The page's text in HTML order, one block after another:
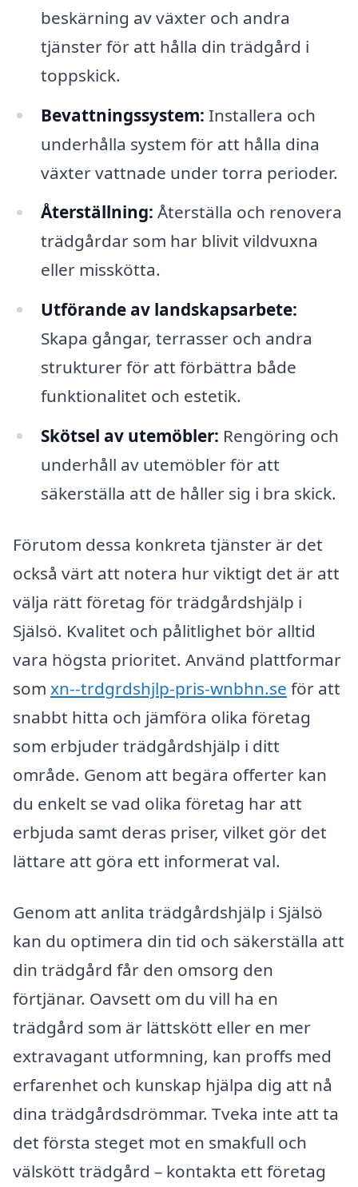
beskärning av växter och andra
tjänster för att hålla din trädgård i
toppskick.
Bevattningssystem: Installera och
underhålla system för att hålla dina
växter vattnade under torra perioder.
Återställning: Återställa och renovera
trädgårdar som har blivit vildvuxna
eller misskötta.
Utförande av landskapsarbete:
Skapa gångar, terrasser och andra
strukturer för att förbättra både
funktionalitet och estetik.
Skötsel av utemöbler: Rengöring och
underhåll av utemöbler för att
säkerställa att de håller sig i bra skick.
Förutom dessa konkreta tjänster är det
också värt att notera hur viktigt det är att
välja rätt företag för trädgårdshjälp i
Själsö. Kvalitet och pålitlighet bör alltid
vara högsta prioritet. Använd plattformar
som xn--trdgrdshjlp-pris-wnbhn.se för att
snabbt hitta och jämföra olika företag
som erbjuder trädgårdshjälp i ditt
område. Genom att begära offerter kan
du enkelt se vad olika företag har att
erbjuda samt deras priser, vilket gör det
lättare att göra ett informerat val.
Genom att anlita trädgårdshjälp i Själsö
kan du optimera din tid och säkerställa att
din trädgård får den omsorg den
förtjänar. Oavsett om du vill ha en
trädgård som är lättskött eller en mer
extravagant utformning, kan proffs med
erfarenhet och kunskap hjälpa dig att nå
dina trädgårdsdrömmar. Tveka inte att ta
det första steget mot en smakfull och
välskött trädgård – kontakta ett företag